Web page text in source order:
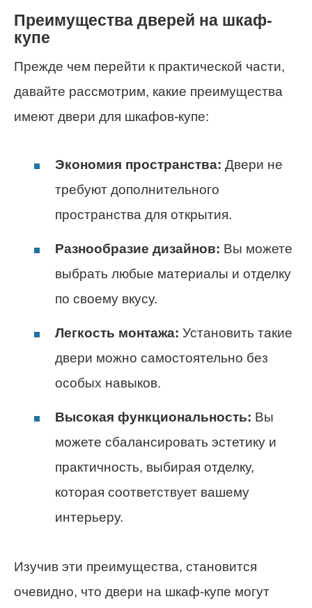
Преимущества дверей на шкаф-
купе
Прежде чем перейти к практической части,
давайте рассмотрим, какие преимущества
имеют двери для шкафов-купе:
Экономия пространства: Двери не
требуют дополнительного
пространства для открытия.
Разнообразие дизайнов: Вы можете
выбрать любые материалы и отделку
по своему вкусу.
Легкость монтажа: Установить такие
двери можно самостоятельно без
особых навыков.
Высокая функциональность: Вы
можете сбалансировать эстетику и
практичность, выбирая отделку,
которая соответствует вашему
интерьеру.
Изучив эти преимущества, становится
очевидно, что двери на шкаф-купе могут